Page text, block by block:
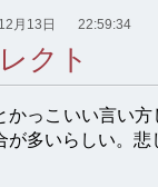
月13日 22:59:34
クト
かっこいい言い
が多いらしい。悲